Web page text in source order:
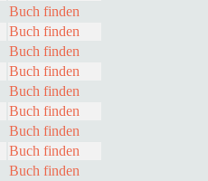
Buch finden
Buch finden
Buch finden
Buch finden
Buch finden
Buch finden
Buch finden
Buch finden
Buch finden